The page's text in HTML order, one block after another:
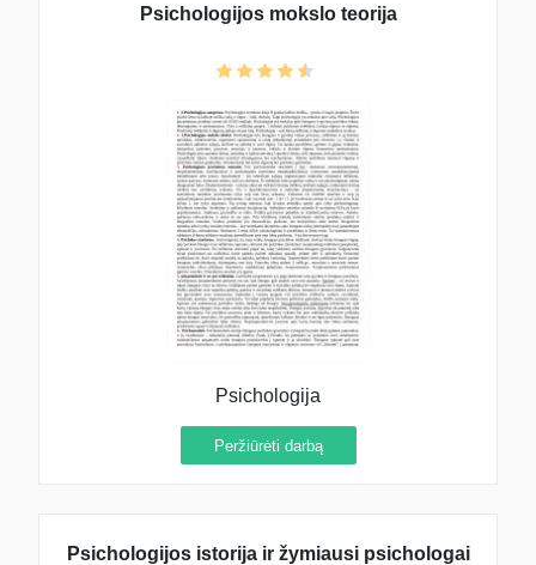
Psichologijos mokslo teorija
Psichologija
Peržiūrėti darbą
Psichologijos istorija ir žymiausi psichologai